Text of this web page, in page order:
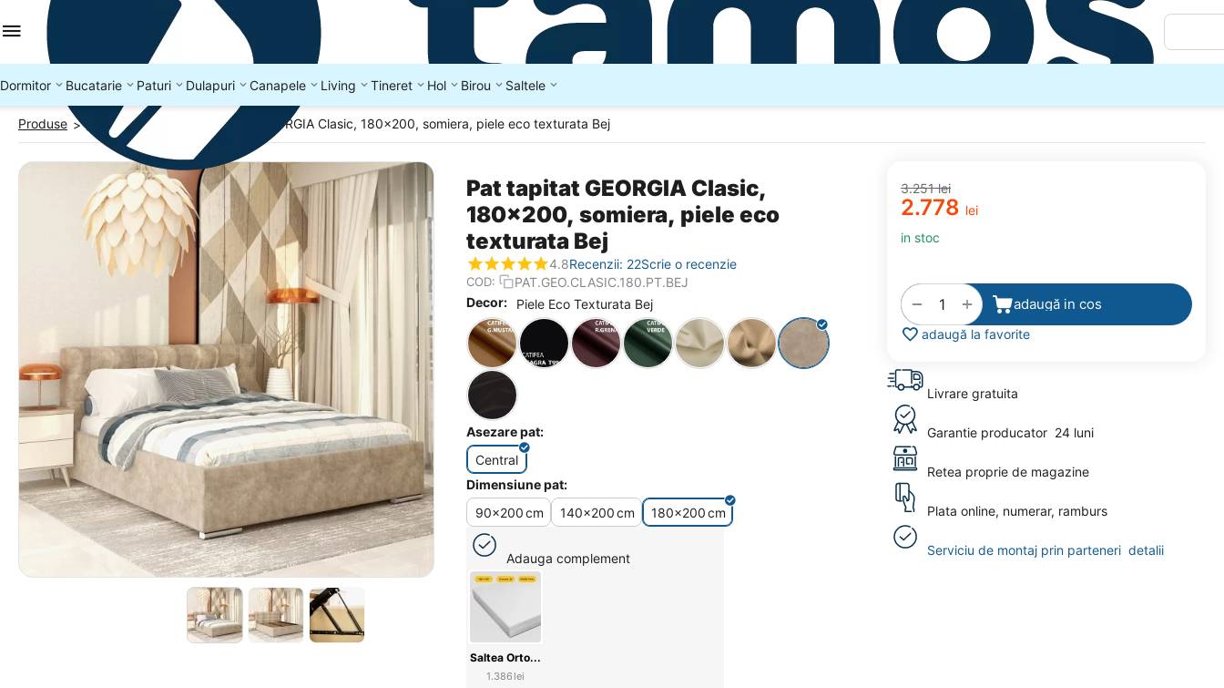
Dormitor Bucatarie Paturi Dulapuri Canapele Living Tineret Hol Birou Saltele
Produse > Paturi tapitate Pat tapitat GEORGIA Clasic, 180x200, somiera, piele eco texturata Bej
Pat tapitat GEORGIA Clasic,
180x200, somiera, piele eco
texturata Bej
4.8Recenzii: 22Scrie o recenzie
COD:
PAT.GEO.CLASIC.180.PT.BEJ
Decor:
Piele Eco Texturata Bej
Asezare pat:
Central
Dimensiune pat:
90x200cm 140x200cm 180x200cm
Adauga complement
Saltea Orto...
1.386 lei
3.251 lei
2.778 lei
in stoc
+
− adaugă in cos
adaugă la favorite
Livrare gratuita
Garantie producator 24 luni
Retea proprie de magazine
Plata online, numerar, ramburs
Serviciu de montaj prin parteneri detalii